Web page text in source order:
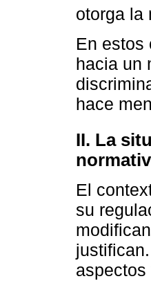
otorga la
En estos
hacia un
hace
II. La
El
su